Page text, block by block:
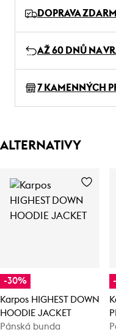
DOPRAVA
AŽ 60 DNŮ NA
7 KAMENNÝCH
ALTERNATIVY
-30%
Karpos HIGHEST DOWN
HOODIE JACKET
Pánská bunda